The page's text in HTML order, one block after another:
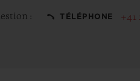
: TÉLÉPHONE +41